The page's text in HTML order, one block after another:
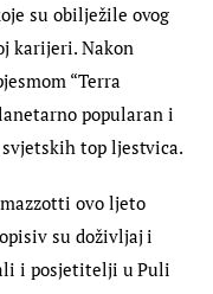
su obilježile ovog
karijeri. Nakon
“Terra
popularan i
top ljestvica.
ovo ljeto
su doživljaj i
i posjetitelji u Puli